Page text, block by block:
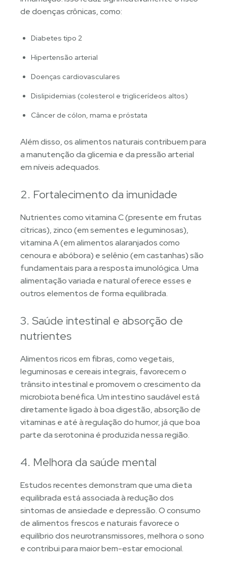
de doenças crônicas, como:
Diabetes tipo 2
Hipertensão arterial
Doenças cardiovasculares
Dislipidemias (colesterol e triglicerídeos altos)
Câncer de cólon, mama e próstata
Além disso, os alimentos naturais contribuem para
a manutenção da glicemia e da pressão arterial
em níveis adequados.
2. Fortalecimento da imunidade
Nutrientes como vitamina C (presente em frutas
cítricas), zinco (em sementes e leguminosas),
vitamina A (em alimentos alaranjados como
cenoura e abóbora) e selênio (em castanhas) são
fundamentais para a resposta imunológica. Uma
alimentação variada e natural oferece esses e
outros elementos de forma equilibrada.
3. Saúde intestinal e absorção de
nutrientes
Alimentos ricos em fibras, como vegetais,
leguminosas e cereais integrais, favorecem o
trânsito intestinal e promovem o crescimento da
microbiota benéfica. Um intestino saudável está
diretamente ligado à boa digestão, absorção de
vitaminas e até à regulação do humor, já que boa
parte da serotonina é produzida nessa região.
4. Melhora da saúde mental
Estudos recentes demonstram que uma dieta
equilibrada está associada à redução dos
sintomas de ansiedade e depressão. O consumo
de alimentos frescos e naturais favorece o
equilíbrio dos neurotransmissores, melhora o sono
e contribui para maior bem-estar emocional.